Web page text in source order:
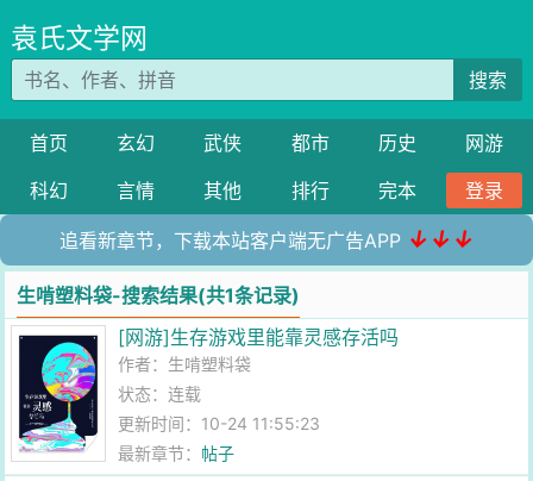
袁氏文学网
搜索
首页 玄幻 武侠 都市 历史
网游
科幻
言情 其他 排行 完本 登录
追看新章节，下载本站客户端无广告APP ↓↓↓
生啃塑料袋-搜索结果(共1条记录)
[网游]生存游戏里能靠灵感存活吗
作者： 生啃塑料袋
状态：连载
更新时间：10-24 11:55:23
最新章节： 帖子